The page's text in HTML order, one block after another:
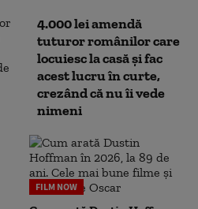
4.000 lei amendă
tuturor românilor care
locuiesc la casă și fac
acest lucru în curte,
crezând că nu îi vede
nimeni
FILM NOW